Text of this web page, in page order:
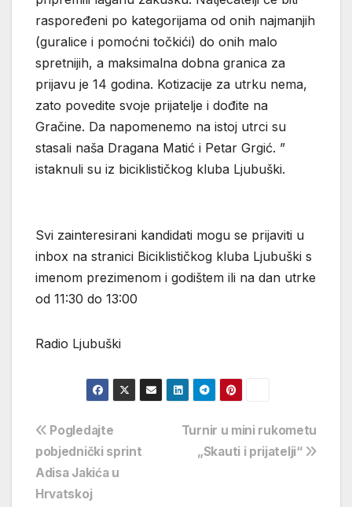
raspoređeni po kategorijama od onih najmanjih
(guralice i pomoćni točkići) do onih malo
spretnijih, a maksimalna dobna granica za
prijavu je 14 godina. Kotizacije za utrku nema,
zato povedite svoje prijatelje i dođite na
Gračine. Da napomenemo na istoj utrci su
stasali naša Dragana Matić i Petar Grgić. ”
istaknuli su iz biciklističkog kluba Ljubuški.
Svi zainteresirani kandidati mogu se prijaviti u
inbox na stranici Biciklističkog kluba Ljubuški s
imenom prezimenom i godištem ili na dan utrke
od 11:30 do 13:00
Radio Ljubuški
Navigacija
objava
Turnir u mini rukometu
„Skauti i prijatelji“
Pogledajte
pobjednički sprint
Adisa Jakića u
Hrvatskoj